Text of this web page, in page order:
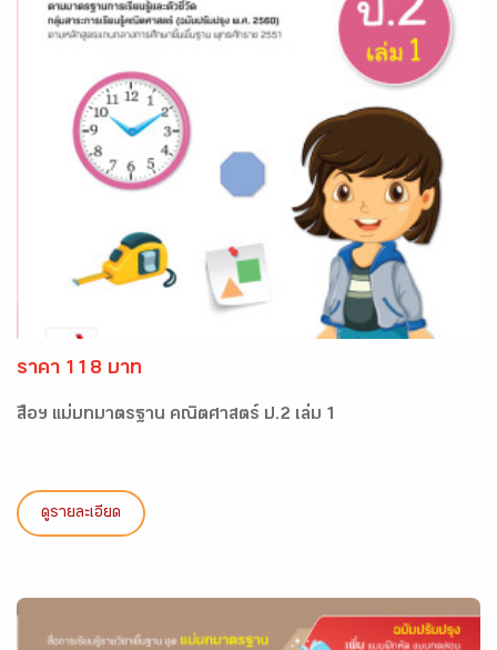
ราคา 118 บาท
สื่อฯ แม่บทมาตรฐาน คณิตศาสตร์ ป.2 เล่ม 1
ดูรายละเอียด